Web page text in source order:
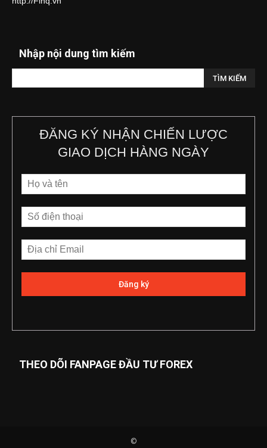
Nhập nội dung tìm kiếm
ĐĂNG KÝ NHẬN CHIẾN LƯỢC
GIAO DỊCH HÀNG NGÀY
THEO DÕI FANPAGE ĐẦU TƯ FOREX
©